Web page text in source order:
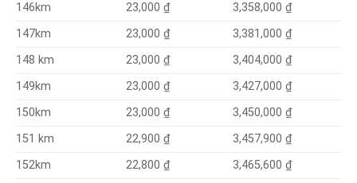
146km 23,000 ₫
3,358,000 ₫
147km
23,000 ₫
3,381,000 ₫
148 km
23,000 ₫
3,404,000 ₫
149km
23,000 ₫
3,427,000 ₫
150km
23,000 ₫
3,450,000 ₫
151 km
22,900 ₫
3,457,900 ₫
152km
22,800 ₫
3,465,600 ₫